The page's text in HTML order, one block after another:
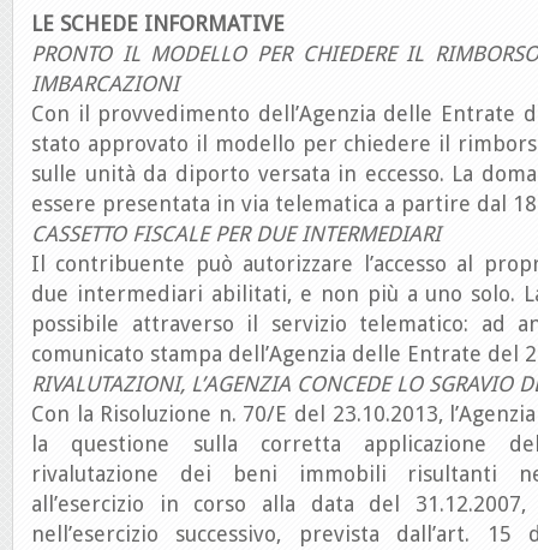
LE SCHEDE INFORMATIVE
PRONTO IL MODELLO PER CHIEDERE IL
IMBARCAZIONI
Con il provvedimento dell’Agenzia delle Entrate
stato approvato il modello per chiedere il
sulle unità da diporto versata in eccesso. La
essere presentata in via telematica a partire dal
CASSETTO FISCALE PER DUE INTERMEDIARI
Il contribuente può autorizzare l’accesso al
due intermediari abilitati, e non più a uno solo.
possibile attraverso il servizio telematico: ad
comunicato stampa dell’Agenzia delle Entrate del
RIVALUTAZIONI, L’AGENZIA CONCEDE LO SGRAVIO
Con la Risoluzione n. 70/E del 23.10.2013,
la questione sulla corretta applicazione
rivalutazione dei beni immobili risultanti
all’esercizio in corso alla data del
nell’esercizio successivo, prevista dall’art.